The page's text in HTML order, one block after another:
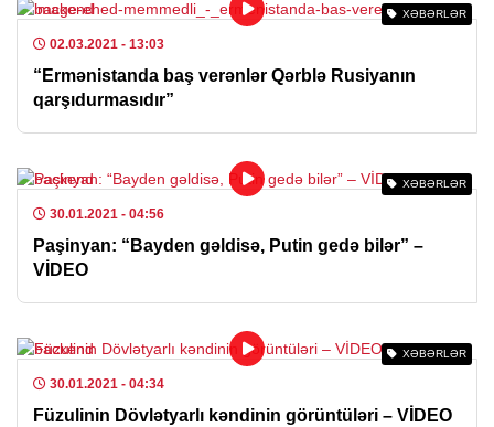
XƏBƏRLƏR
02.03.2021 - 13:03
“Ermənistanda baş verənlər Qərblə Rusiyanın
qarşıdurmasıdır”
XƏBƏRLƏR
30.01.2021 - 04:56
Paşinyan: “Bayden gəldisə, Putin gedə bilər” –
VİDEO
XƏBƏRLƏR
30.01.2021 - 04:34
Füzulinin Dövlətyarlı kəndinin görüntüləri – VİDEO